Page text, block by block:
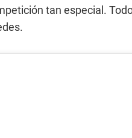
tan especial.